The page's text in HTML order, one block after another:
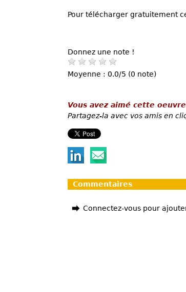
Pour télécharger gratuitement
Donnez une note !
Moyenne : 0.0/5 (0 note)
Vous avez aimé cette
Partagez-la avec vos amis en
Commentaires
Connectez-vous pour